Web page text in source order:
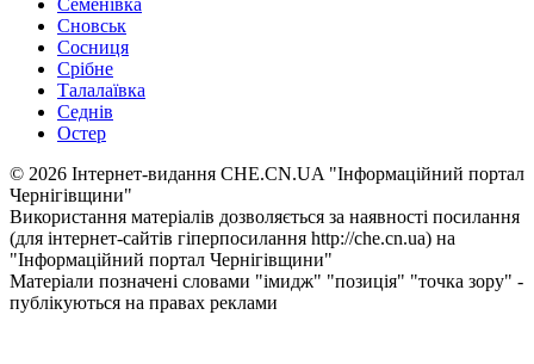
Сновськ
Сосниця
Срібне
Талалаївка
Седнів
Остер
© 2026 Інтернет-видання CHE.CN.UA "Інформаційний портал
Чернiгiвщини"
Використання матеріалів дозволяється за наявності посилання
(для інтернет-сайтів гіперпосилання http://che.cn.ua) на
"Інформаційний портал Чернiгiвщини"
Матеріали позначені словами "імидж" "позиція" "точка зору" -
публікуються на правах реклами